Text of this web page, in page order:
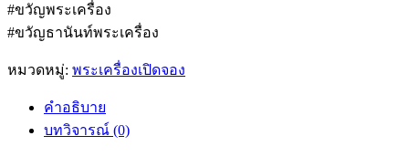
#ขวัญพระเครื่อง
#ขวัญธานันท์พระเครื่อง
หมวดหมู่: พระเครื่องเปิดจอง
คำอธิบาย
บทวิจารณ์ (0)